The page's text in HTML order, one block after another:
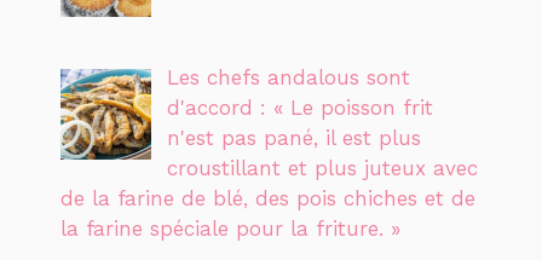
Les chefs andalous sont
d'accord : « Le poisson frit
n'est pas pané, il est plus
croustillant et plus juteux avec
de la farine de blé, des pois chiches et de
la farine spéciale pour la friture. »